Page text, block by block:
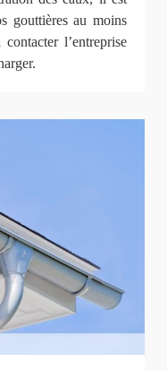
gouttières au moins
l’entreprise